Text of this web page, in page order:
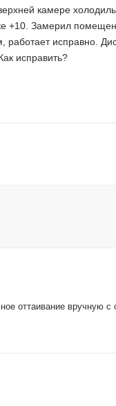
камере
+10. Замерил
исправно.
исправить?
оттаивание вручную